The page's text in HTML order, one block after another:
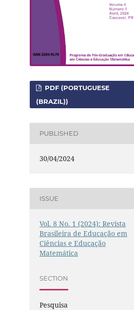
PDF (PORTUGUESE
(BRAZIL))
PUBLISHED
30/04/2024
ISSUE
Vol. 8 No. 1 (2024): Revista
Brasileira de Educação em
Ciências e Educação
Matemática
SECTION
Pesquisa